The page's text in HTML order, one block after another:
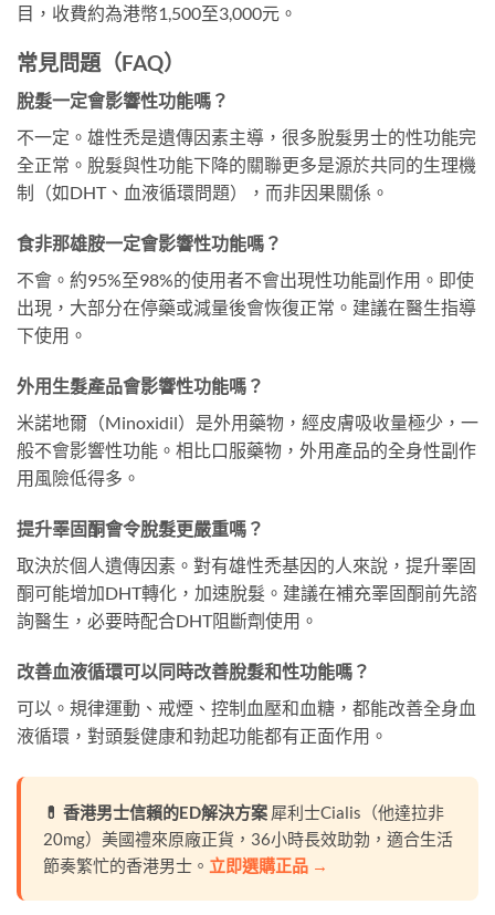
目，收費約為港幣1,500至3,000元。
常見問題（FAQ）
脫髮一定會影響性功能嗎？
不一定。雄性禿是遺傳因素主導，很多脫髮男士的性功能完
全正常。脫髮與性功能下降的關聯更多是源於共同的生理機
制（如DHT、血液循環問題），而非因果關係。
食非那雄胺一定會影響性功能嗎？
不會。約95%至98%的使用者不會出現性功能副作用。即使
出現，大部分在停藥或減量後會恢復正常。建議在醫生指導
下使用。
外用生髮產品會影響性功能嗎？
米諾地爾（Minoxidil）是外用藥物，經皮膚吸收量極少，一
般不會影響性功能。相比口服藥物，外用產品的全身性副作
用風險低得多。
提升睪固酮會令脫髮更嚴重嗎？
取決於個人遺傳因素。對有雄性禿基因的人來說，提升睪固
酮可能增加DHT轉化，加速脫髮。建議在補充睪固酮前先諮
詢醫生，必要時配合DHT阻斷劑使用。
改善血液循環可以同時改善脫髮和性功能嗎？
可以。規律運動、戒煙、控制血壓和血糖，都能改善全身血
液循環，對頭髮健康和勃起功能都有正面作用。
💊 香港男士信賴的ED解決方案 犀利士Cialis（他達拉非
20mg）美國禮來原廠正貨，36小時長效助勃，適合生活
節奏繁忙的香港男士。 立即選購正品 →